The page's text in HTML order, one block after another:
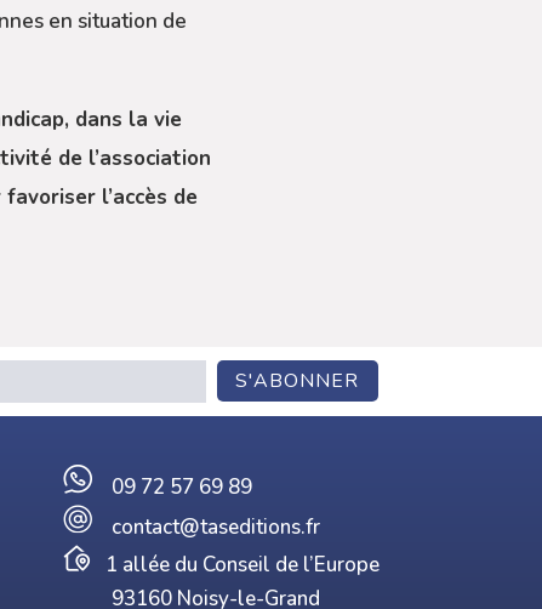
en situation de
dans la vie
de l’association
l’accès de
09 72 57 69 89
contact@taseditions.fr
1 allée du Conseil de l’Europe
93160 Noisy-le-Grand